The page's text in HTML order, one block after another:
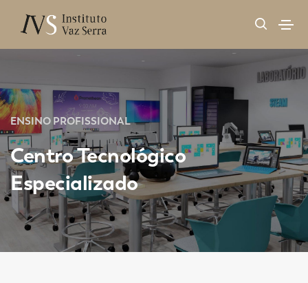
ENSINO PROFISSIONAL
Centro Tecnológico
Especializado